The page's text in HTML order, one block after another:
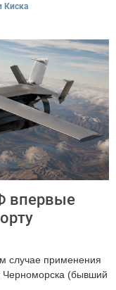
Киска
впервые
случае применения
(бывший